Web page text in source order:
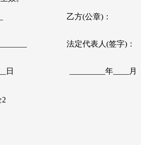
乙方(公章)：
法定代表人(签字)：
月____日 _________年____月
2